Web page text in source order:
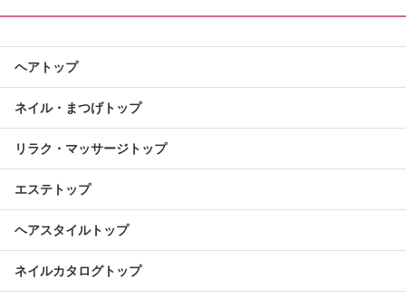
ヘアトップ
ネイル・まつげトップ
リラク・マッサージトップ
エステトップ
ヘアスタイルトップ
ネイルカタログトップ